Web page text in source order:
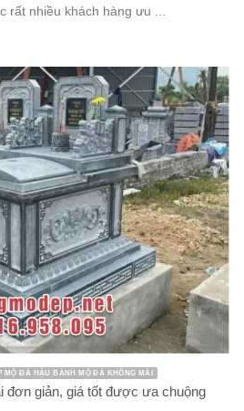
rất nhiều khách hàng ưu ...
ĐÁ HẬU BÀNH MỘ ĐÁ KHÔNG MÁI
đơn giản, giá tốt được ưa chuộng